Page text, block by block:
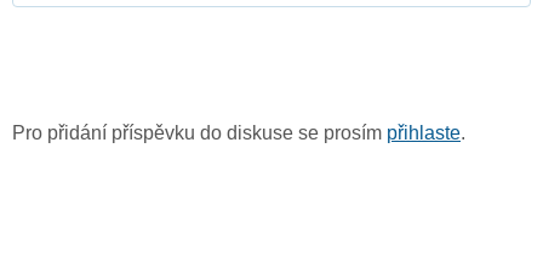
Pro přidání příspěvku do diskuse se prosím přihlaste.